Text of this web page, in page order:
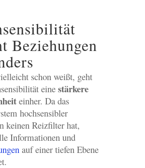
Beziehungen
schon weißt, geht
eine stärkere
einher. Da das
hochsensibler
keinen Reizfilter hat,
Informationen und
auf einer tiefen Ebene